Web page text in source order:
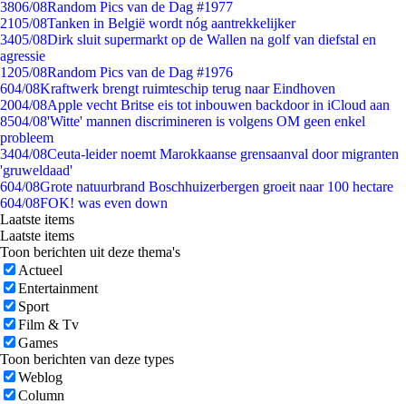
3806/08Random Pics van de Dag #1977
2105/08Tanken in België wordt nóg aantrekkelijker
3405/08Dirk sluit supermarkt op de Wallen na golf van diefstal en
agressie
1205/08Random Pics van de Dag #1976
604/08Kraftwerk brengt ruimteschip terug naar Eindhoven
2004/08Apple vecht Britse eis tot inbouwen backdoor in iCloud aan
8504/08'Witte' mannen discrimineren is volgens OM geen enkel
probleem
3404/08Ceuta-leider noemt Marokkaanse grensaanval door migranten
'gruweldaad'
604/08Grote natuurbrand Boschhuizerbergen groeit naar 100 hectare
604/08FOK! was even down
Laatste items
Laatste items
Toon berichten uit deze thema's
Actueel
Entertainment
Sport
Film & Tv
Games
Toon berichten van deze types
Weblog
Column